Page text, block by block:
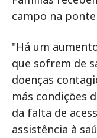
campo na
"Há um
que sofrem de
doenças
más condições
da falta de
assistência à